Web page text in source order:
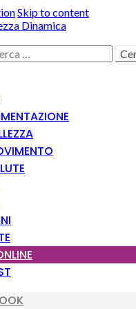
Skip to content